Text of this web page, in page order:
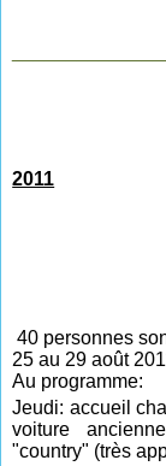
2011
40 personnes
25 au 29 août
Au programme:
Jeudi: accueil
voiture
"country" (très